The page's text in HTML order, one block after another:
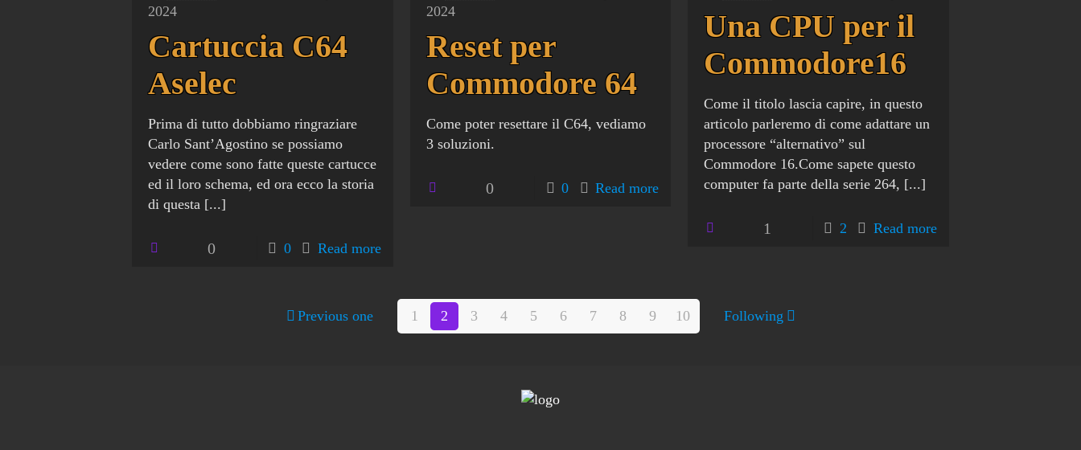
2024
Cartuccia C64
Aselec
Prima di tutto dobbiamo ringraziare
Carlo Sant’Agostino se possiamo
vedere come sono fatte queste cartucce
ed il loro schema, ed ora ecco la storia
di questa [...]
0 0 Read more
2024
Reset per
Commodore 64
Come poter resettare il C64, vediamo
3 soluzioni.
0 0 Read more
Una CPU per il
Commodore16
Come il titolo lascia capire, in questo
articolo parleremo di come adattare un
processore “alternativo” sul
Commodore 16.Come sapete questo
computer fa parte della serie 264, [...]
1 2 Read more
Previous one 1 2 3 4 5 6 7 8 9 10 Following